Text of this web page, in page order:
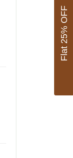
Flat 25% OFF